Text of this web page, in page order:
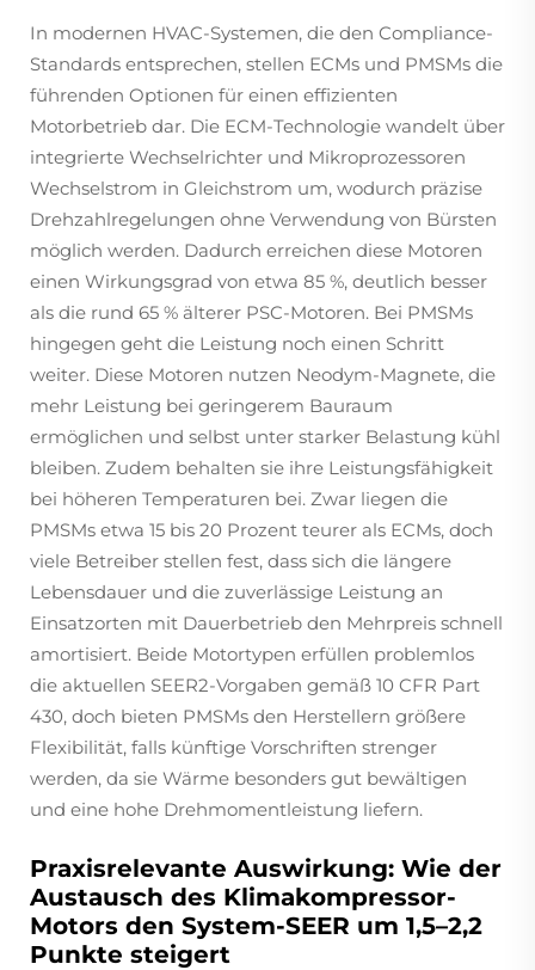
In modernen HVAC-Systemen, die den Compliance-
Standards entsprechen, stellen ECMs und PMSMs die
führenden Optionen für einen effizienten
Motorbetrieb dar. Die ECM-Technologie wandelt über
integrierte Wechselrichter und Mikroprozessoren
Wechselstrom in Gleichstrom um, wodurch präzise
Drehzahlregelungen ohne Verwendung von Bürsten
möglich werden. Dadurch erreichen diese Motoren
einen Wirkungsgrad von etwa 85 %, deutlich besser
als die rund 65 % älterer PSC-Motoren. Bei PMSMs
hingegen geht die Leistung noch einen Schritt
weiter. Diese Motoren nutzen Neodym-Magnete, die
mehr Leistung bei geringerem Bauraum
ermöglichen und selbst unter starker Belastung kühl
bleiben. Zudem behalten sie ihre Leistungsfähigkeit
bei höheren Temperaturen bei. Zwar liegen die
PMSMs etwa 15 bis 20 Prozent teurer als ECMs, doch
viele Betreiber stellen fest, dass sich die längere
Lebensdauer und die zuverlässige Leistung an
Einsatzorten mit Dauerbetrieb den Mehrpreis schnell
amortisiert. Beide Motortypen erfüllen problemlos
die aktuellen SEER2-Vorgaben gemäß 10 CFR Part
430, doch bieten PMSMs den Herstellern größere
Flexibilität, falls künftige Vorschriften strenger
werden, da sie Wärme besonders gut bewältigen
und eine hohe Drehmomentleistung liefern.
Praxisrelevante Auswirkung: Wie der
Austausch des Klimakompressor-
Motors den System-SEER um 1,5–2,2
Punkte steigert